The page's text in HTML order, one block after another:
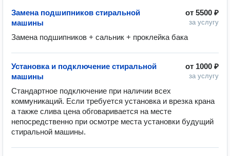
от 5500 ₽
за услугу
Замена подшипников стиральной
машины
Замена подшипников + сальник + проклейка бака
от 1000 ₽
за услугу
Установка и подключение стиральной
машины
Стандартное подключение при наличии всех
коммуникаций. Если требуется установка и врезка крана
а также слива цена обговаривается на месте
непосредственно при осмотре места установки будущий
стиральной машины.